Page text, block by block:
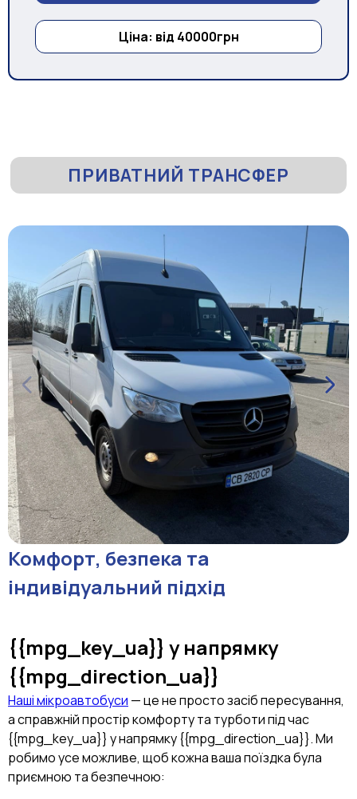
Ціна: від 40000грн
ПРИВАТНИЙ ТРАНСФЕР
Комфорт, безпека та
індивідуальний підхід
{{mpg_key_ua}} у напрямку
{{mpg_direction_ua}}
Наші мікроавтобуси — це не просто засіб пересування,
а справжній простір комфорту та турботи під час
{{mpg_key_ua}} у напрямку {{mpg_direction_ua}}. Ми
робимо усе можливе, щоб кожна ваша поїздка була
приємною та безпечною: